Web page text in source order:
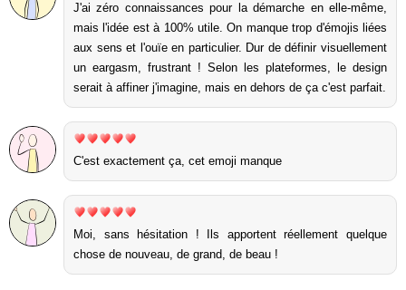
J'ai zéro connaissances pour la démarche en elle-même,
mais l'idée est à 100% utile. On manque trop d'émojis liées
aux sens et l'ouïe en particulier. Dur de définir visuellement
un eargasm, frustrant ! Selon les plateformes, le design
serait à affiner j'imagine, mais en dehors de ça c'est parfait.
C'est exactement ça, cet emoji manque
Moi, sans hésitation ! Ils apportent réellement quelque
chose de nouveau, de grand, de beau !